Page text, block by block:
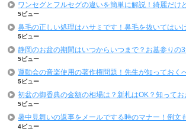
ワンセグとフルセグの違いを簡単に解説！綺麗だけ
5ビュー
鼻毛の正しい処理はハサミです！鼻毛を抜いてはい
5ビュー
静岡のお盆の期間はいつからいつまで？お墓参りの
5ビュー
運動会の音楽使用の著作権問題！先生が知っておく
5ビュー
初盆の御香典の金額の相場は？新札はOK？知ってお
5ビュー
暑中見舞いの返事をメールでする時のマナー！例文
4ビュー